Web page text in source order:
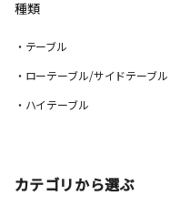
種類
・テーブル
・ローテーブル/サイドテーブル
・ハイテーブル
カテゴリから選ぶ